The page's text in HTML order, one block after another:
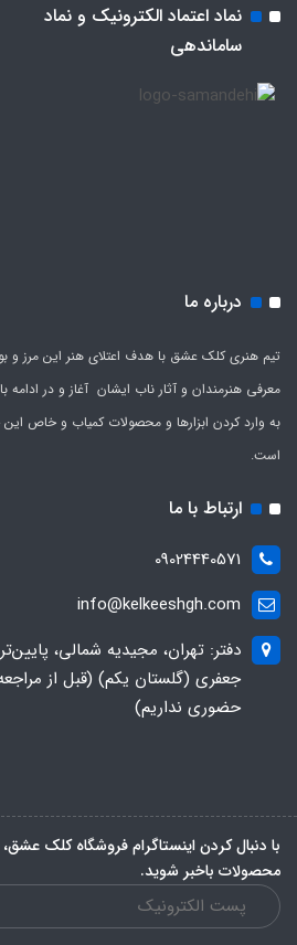
نماد اعتماد الکترونیک و نماد
ساماندهی
درباره ما
معرفی هنرمندان و آثار ناب ایشان آغاز و در ادامه
به وارد کردن ابزارها و محصولات کمیاب و خاص این
است.
ارتباط با ما
09024440571
info@kelkeeshgh.com
دفتر: تهران، مجیدیه شمالی،
جعفری (گلستان یکم) (قبل از
حضوری نداریم)
با دنبال کردن اینستاگرام فروشگاه کلک
محصولات باخبر شوید.